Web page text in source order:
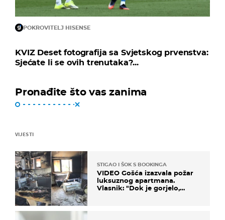
POKROVITELJ HISENSE
KVIZ Deset fotografija sa Svjetskog prvenstva:
Sjećate li se ovih trenutaka?...
Pronađite što vas zanima
VIJESTI
STIGAO I ŠOK S BOOKINGA
VIDEO Gošća izazvala požar
luksuznog apartmana.
Vlasnik: "Dok je gorjelo,